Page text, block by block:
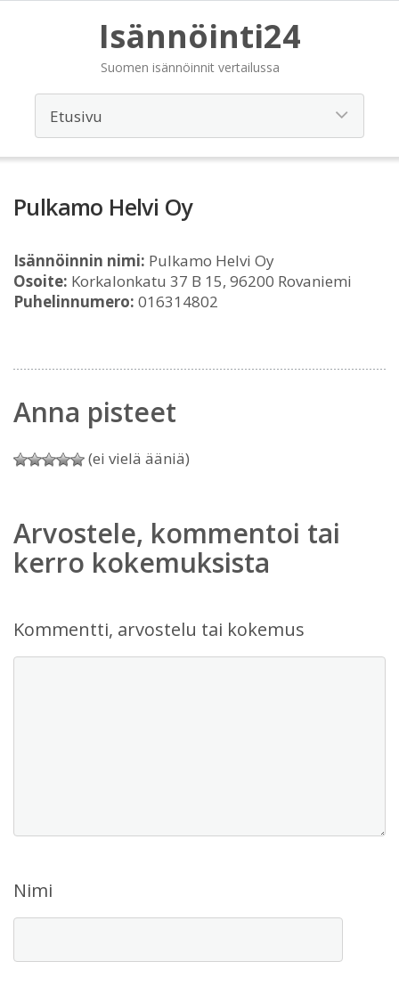
Isännöinti24
Suomen isännöinnit vertailussa
Pulkamo Helvi Oy
Isännöinnin nimi: Pulkamo Helvi Oy
Osoite: Korkalonkatu 37 B 15, 96200 Rovaniemi
Puhelinnumero: 016314802
Anna pisteet
(ei vielä ääniä)
Arvostele, kommentoi tai
kerro kokemuksista
Kommentti, arvostelu tai kokemus
Nimi